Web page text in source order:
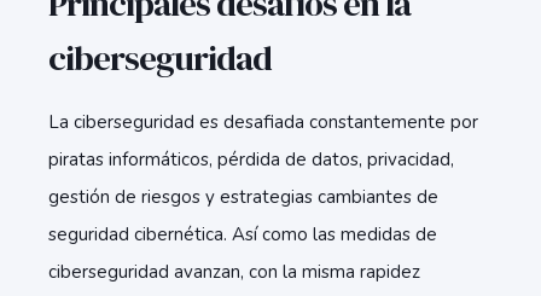
ciberseguridad
La ciberseguridad es desafiada constantemente por
piratas informáticos, pérdida de datos, privacidad,
gestión de riesgos y estrategias cambiantes de
seguridad cibernética. Así como las medidas de
ciberseguridad avanzan, con la misma rapidez